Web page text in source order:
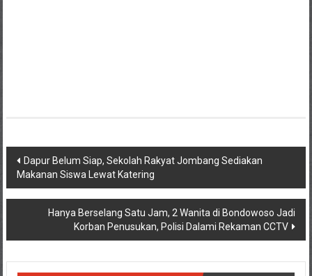
Navigasi
pos
Dapur Belum Siap, Sekolah Rakyat Jombang Sediakan
Makanan Siswa Lewat Katering
Hanya Berselang Satu Jam, 2 Wanita di Bondowoso Jadi
Korban Penusukan, Polisi Dalami Rekaman CCTV